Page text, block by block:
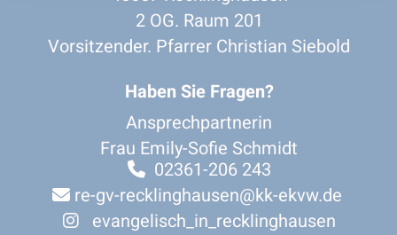
2 OG. Raum 201
Vorsitzender. Pfarrer Christian Siebold
Haben Sie Fragen?
Ansprechpartnerin
Frau Emily-Sofie Schmidt
02361-206 243
re-gv-recklinghausen@kk-ekvw.de
 evangelisch_in_recklinghausen